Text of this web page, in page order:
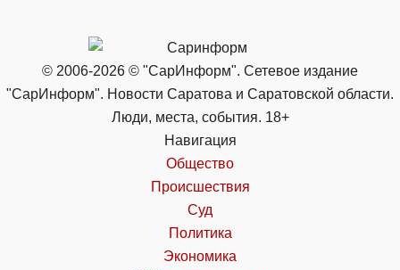
© 2006-2026 © "СарИнформ". Сетевое издание
"СарИнформ". Новости Саратова и Саратовской области.
Люди, места, события. 18+
Навигация
Общество
Происшествия
Суд
Политика
Экономика